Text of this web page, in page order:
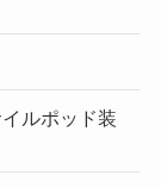
ルポッド装